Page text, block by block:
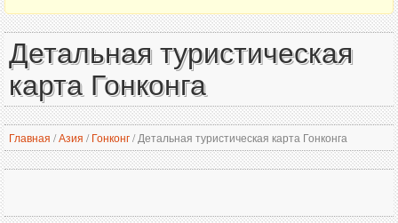
Детальная туристическая
карта Гонконга
Главная /Азия / Гонконг/Детальная туристическая карта Гонконга